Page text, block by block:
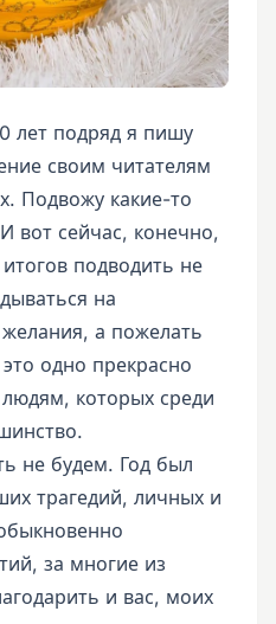
лет подряд я пишу
своим читателям
Подвожу какие-то
вот сейчас, конечно,
подводить не
на
а пожелать
одно прекрасно
которых среди
не будем. Год был
трагедий, личных и
за многие из
и вас, моих